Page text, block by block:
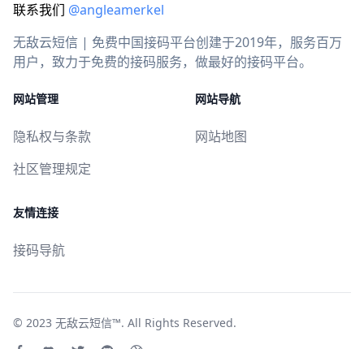
联系我们 @angleamerkel
无敌云短信 | 免费中国接码平台创建于2019年，服务百万
用户，致力于免费的接码服务，做最好的接码平台。
网站管理
隐私权与条款
社区管理规定
网站导航
网站地图
友情连接
接码导航
© 2023 无敌云短信™. All Rights Reserved.